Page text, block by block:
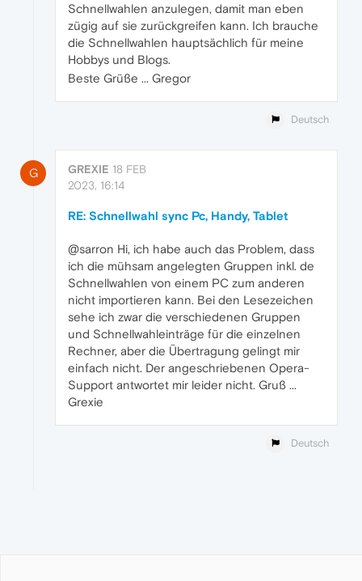
Schnellwahlen anzulegen, damit man eben
zügig auf sie zurückgreifen kann. Ich brauche
die Schnellwahlen hauptsächlich für meine
Hobbys und Blogs.
Beste Grüße ... Gregor
Deutsch
G GREXIE 18 FEB
2023, 16:14
RE: Schnellwahl sync Pc, Handy, Tablet
@sarron Hi, ich habe auch das Problem, dass
ich die mühsam angelegten Gruppen inkl. de
Schnellwahlen von einem PC zum anderen
nicht importieren kann. Bei den Lesezeichen
sehe ich zwar die verschiedenen Gruppen
und Schnellwahleinträge für die einzelnen
Rechner, aber die Übertragung gelingt mir
einfach nicht. Der angeschriebenen Opera-
Support antwortet mir leider nicht. Gruß ...
Grexie
Deutsch